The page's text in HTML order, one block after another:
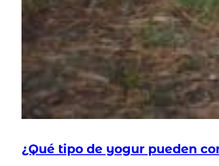
¿Qué tipo de yogur pueden